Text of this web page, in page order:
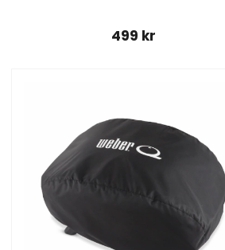
499 kr